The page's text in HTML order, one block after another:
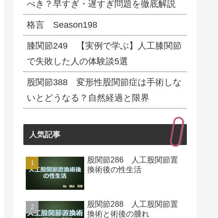
べき？早すぎ・遅すぎ問題を徹底解説
格言 Season198
膝関節249 【実例で学ぶ】人工膝関節
で失敗した人の体験談5選
股関節388 変形性股関節症は手術しな
いとどうなる？自然経過と限界
人気記事
股関節286 人工股関節置
換術後の性生活
股関節288 人工股関節置
換術と術後の腫れ